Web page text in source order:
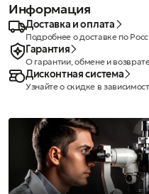
Информация
Доставка и оплата
Подробнее о доставке по
Гарантия
О гарантии, обмене и
Дисконтная система
Узнайте о скидке в